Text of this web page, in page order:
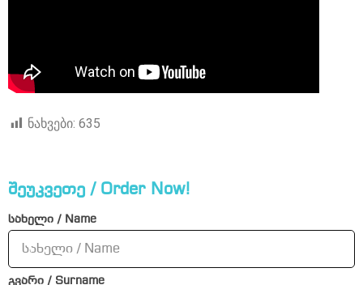
ნახვები: 635
შეუკვეთე / Order Now!
სახელი / Name
გვარი / Surname